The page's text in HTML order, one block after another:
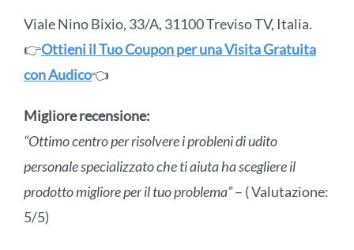
Viale Nino Bixio, 33/A, 31100 Treviso TV, Italia.
👉Ottieni il Tuo Coupon per una Visita Gratuita
con Audico👈
Migliore recensione:
“Ottimo centro per risolvere i probleni di udito
personale specializzato che ti aiuta ha scegliere il
prodotto migliore per il tuo problema”– ( Valutazione:
5/5)